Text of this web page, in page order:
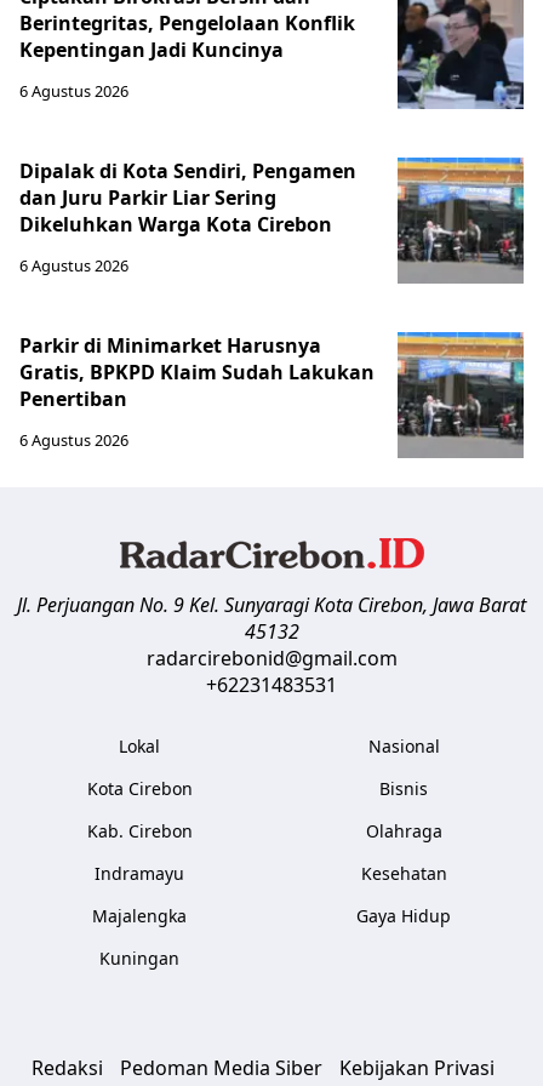
Berintegritas, Pengelolaan Konflik
Kepentingan Jadi Kuncinya
6 Agustus 2026
Dipalak di Kota Sendiri, Pengamen
dan Juru Parkir Liar Sering
Dikeluhkan Warga Kota Cirebon
6 Agustus 2026
Parkir di Minimarket Harusnya
Gratis, BPKPD Klaim Sudah Lakukan
Penertiban
6 Agustus 2026
Jl. Perjuangan No. 9 Kel. SunyaragiKota Cirebon, Jawa Barat
45132
radarcirebonid@gmail.com
+62231483531
Lokal
Kota Cirebon
Kab. Cirebon
Indramayu
Majalengka
Kuningan
Nasional
Bisnis
Olahraga
Kesehatan
Gaya Hidup
Redaksi Pedoman Media Siber Kebijakan Privasi